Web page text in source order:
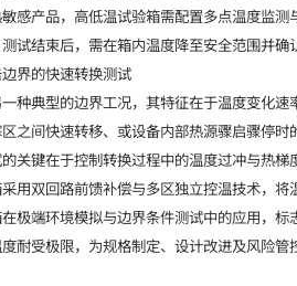
感产品，高低温试验箱需配置多点温度监
试结束后，需在箱内温度降至安全范围并确
界的快速转换测试
种典型的边界工况，其特征在于温度变化
之间快速转移、或设备内部热源骤启骤停时
关键在于控制转换过程中的温度过冲与热
用双回路前馈补偿与多区独立控温技术，
极端环境模拟与边界条件测试中的应用，
耐受极限，为规格制定、设计改进及风险